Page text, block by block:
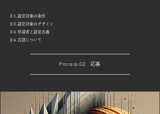
2-1. 認定対象の条件
2-2. 認定対象のデザイン
2-3. 申請者と認定名義
2-4. 言語について
Process.02 応募